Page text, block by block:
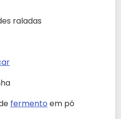
raladas
fermento em pó